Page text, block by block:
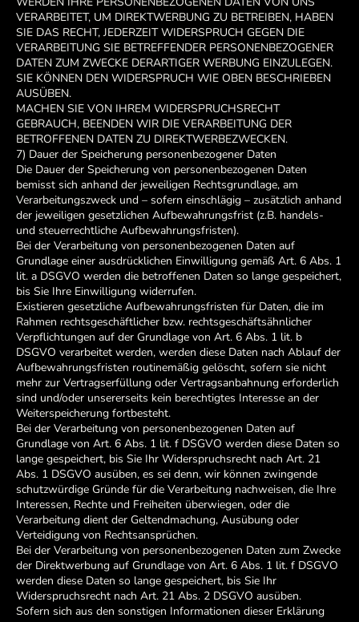
VERARBEITET, UM DIREKTWERBUNG ZU BETREIBEN, HABEN
SIE DAS RECHT, JEDERZEIT WIDERSPRUCH GEGEN DIE
VERARBEITUNG SIE BETREFFENDER PERSONENBEZOGENER
DATEN ZUM ZWECKE DERARTIGER WERBUNG EINZULEGEN.
SIE KÖNNEN DEN WIDERSPRUCH WIE OBEN BESCHRIEBEN
AUSÜBEN.
MACHEN SIE VON IHREM WIDERSPRUCHSRECHT
GEBRAUCH, BEENDEN WIR DIE VERARBEITUNG DER
BETROFFENEN DATEN ZU DIREKTWERBEZWECKEN.
7) Dauer der Speicherung personenbezogener Daten
Die Dauer der Speicherung von personenbezogenen Daten
bemisst sich anhand der jeweiligen Rechtsgrundlage, am
Verarbeitungszweck und – sofern einschlägig – zusätzlich anhand
der jeweiligen gesetzlichen Aufbewahrungsfrist (z.B. handels-
und steuerrechtliche Aufbewahrungsfristen).
Bei der Verarbeitung von personenbezogenen Daten auf
Grundlage einer ausdrücklichen Einwilligung gemäß Art. 6 Abs. 1
lit. a DSGVO werden die betroffenen Daten so lange gespeichert,
bis Sie Ihre Einwilligung widerrufen.
Existieren gesetzliche Aufbewahrungsfristen für Daten, die im
Rahmen rechtsgeschäftlicher bzw. rechtsgeschäftsähnlicher
Verpflichtungen auf der Grundlage von Art. 6 Abs. 1 lit. b
DSGVO verarbeitet werden, werden diese Daten nach Ablauf der
Aufbewahrungsfristen routinemäßig gelöscht, sofern sie nicht
mehr zur Vertragserfüllung oder Vertragsanbahnung erforderlich
sind und/oder unsererseits kein berechtigtes Interesse an der
Weiterspeicherung fortbesteht.
Bei der Verarbeitung von personenbezogenen Daten auf
Grundlage von Art. 6 Abs. 1 lit. f DSGVO werden diese Daten so
lange gespeichert, bis Sie Ihr Widerspruchsrecht nach Art. 21
Abs. 1 DSGVO ausüben, es sei denn, wir können zwingende
schutzwürdige Gründe für die Verarbeitung nachweisen, die Ihre
Interessen, Rechte und Freiheiten überwiegen, oder die
Verarbeitung dient der Geltendmachung, Ausübung oder
Verteidigung von Rechtsansprüchen.
Bei der Verarbeitung von personenbezogenen Daten zum Zwecke
der Direktwerbung auf Grundlage von Art. 6 Abs. 1 lit. f DSGVO
werden diese Daten so lange gespeichert, bis Sie Ihr
Widerspruchsrecht nach Art. 21 Abs. 2 DSGVO ausüben.
Sofern sich aus den sonstigen Informationen dieser Erklärung